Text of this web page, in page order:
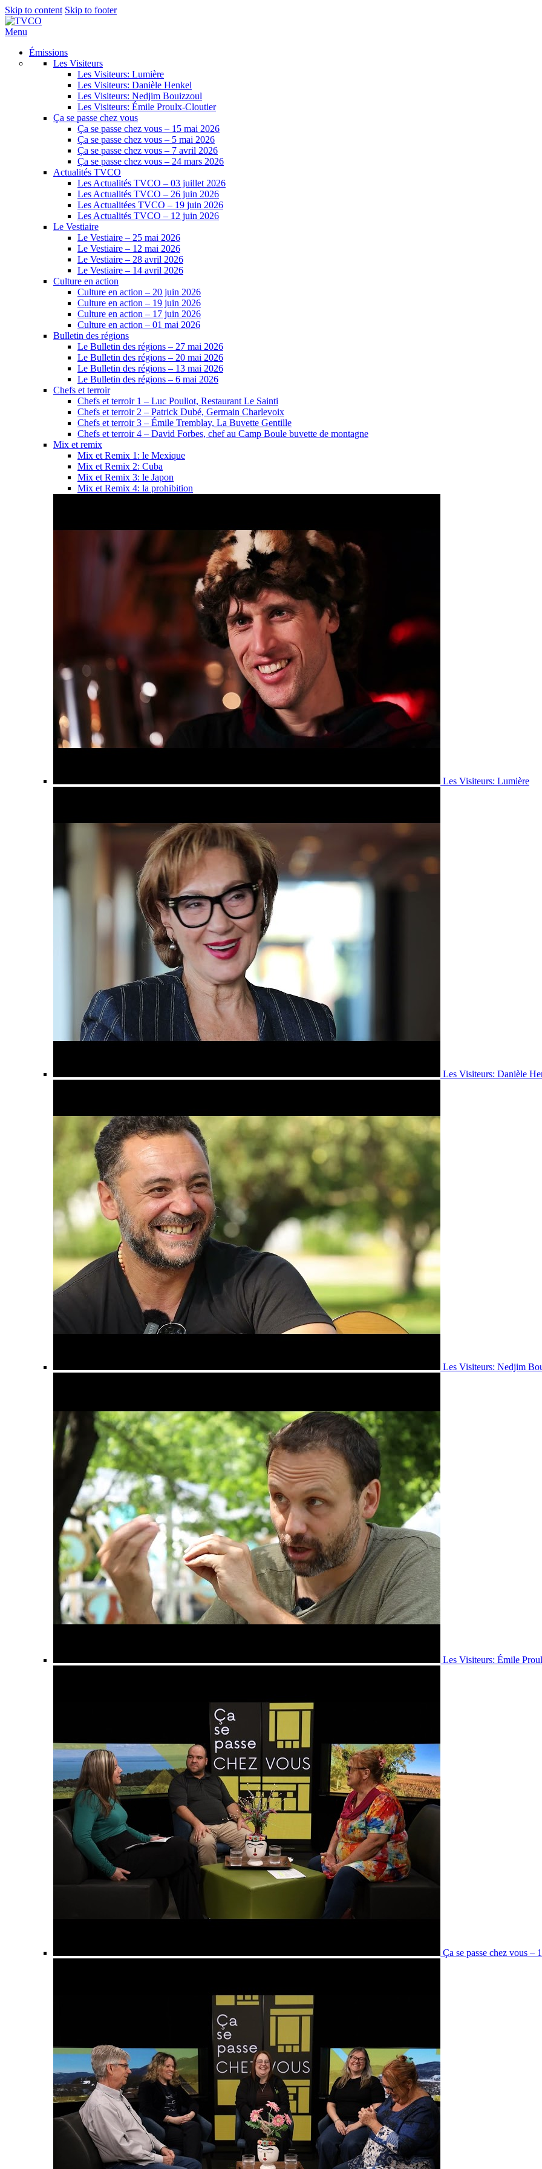
Skip to content Skip to footer
Menu
Émissions
Les Visiteurs
Les Visiteurs: Lumière
Les Visiteurs: Danièle Henkel
Les Visiteurs: Nedjim Bouizzoul
Les Visiteurs: Émile Proulx-Cloutier
Ça se passe chez vous
Ça se passe chez vous – 15 mai 2026
Ça se passe chez vous – 5 mai 2026
Ça se passe chez vous – 7 avril 2026
Ça se passe chez vous – 24 mars 2026
Actualités TVCO
Les Actualités TVCO – 03 juillet 2026
Les Actualités TVCO – 26 juin 2026
Les Actualitées TVCO – 19 juin 2026
Les Actualités TVCO – 12 juin 2026
Le Vestiaire
Le Vestiaire – 25 mai 2026
Le Vestiaire – 12 mai 2026
Le Vestiaire – 28 avril 2026
Le Vestiaire – 14 avril 2026
Culture en action
Culture en action – 20 juin 2026
Culture en action – 19 juin 2026
Culture en action – 17 juin 2026
Culture en action – 01 mai 2026
Bulletin des régions
Le Bulletin des régions – 27 mai 2026
Le Bulletin des régions – 20 mai 2026
Le Bulletin des régions – 13 mai 2026
Le Bulletin des régions – 6 mai 2026
Chefs et terroir
Chefs et terroir 1 – Luc Pouliot, Restaurant Le Sainti
Chefs et terroir 2 – Patrick Dubé, Germain Charlevoix
Chefs et terroir 3 – Émile Tremblay, La Buvette Gentille
Chefs et terroir 4 – David Forbes, chef au Camp Boule buvette de montagne
Mix et remix
Mix et Remix 1: le Mexique
Mix et Remix 2: Cuba
Mix et Remix 3: le Japon
Mix et Remix 4: la prohibition
Les Visiteurs: Lumière
Les Visiteurs: Danièle
Les Visiteurs: Nedjim
Les Visiteurs: Émile
Ça se passe chez vous –